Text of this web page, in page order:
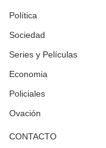
Política
Sociedad
Series y Películas
Economia
Policiales
Ovación
CONTACTO